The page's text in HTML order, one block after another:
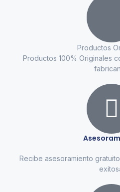
Productos
Productos 100% Originales
Recibe asesoramiento